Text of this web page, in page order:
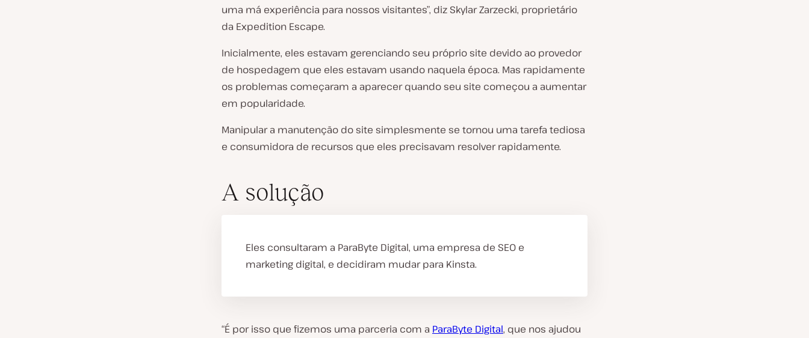
uma má experiência para nossos visitantes”, diz Skylar Zarzecki, proprietário
da Expedition Escape.
Inicialmente, eles estavam gerenciando seu próprio site devido ao provedor
de hospedagem que eles estavam usando naquela época. Mas rapidamente
os problemas começaram a aparecer quando seu site começou a aumentar
em popularidade.
Manipular a manutenção do site simplesmente se tornou uma tarefa tediosa
e consumidora de recursos que eles precisavam resolver rapidamente.
A solução
Eles consultaram a ParaByte Digital, uma empresa de SEO e
marketing digital, e decidiram mudar para Kinsta.
“É por isso que fizemos uma parceria com a ParaByte Digital, que nos ajudou